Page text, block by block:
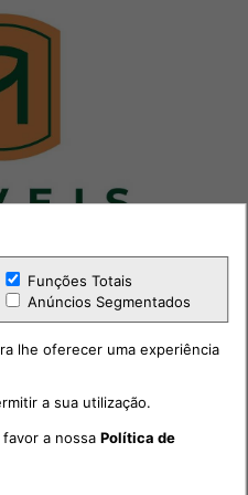
Funções Totais
Anúncios Segmentados
lhe oferecer uma experiência
a sua utilização.
favor a nossaPolítica de